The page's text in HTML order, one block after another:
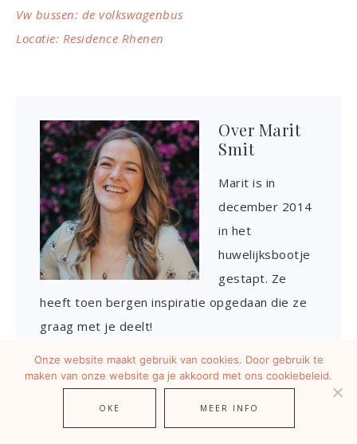
Vw bussen: de volkswagenbus
Locatie: Residence Rhenen
Over Marit
Smit
Marit is in
december 2014
in het
huwelijksbootje
gestapt. Ze
heeft toen bergen inspiratie opgedaan die ze
graag met je deelt!
« Op honeymoon naar
Japan: bijzonder divers!
Ceremoniemeester taken:
de complete lijst (must-do
Onze website maakt gebruik van cookies. Door gebruik te
maken van onze website ga je akkoord met ons cookiebeleid.
OKE MEER INFO